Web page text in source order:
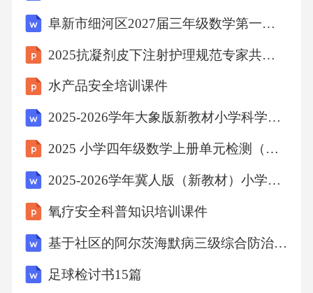
即可．【详解】解：（1）∵，∴，∴，，，
∴，，，∴，，，∴AC=10，OB=6，∴；（2）
当点在直线上位于轴左侧时，由题意得，，解
可得，当点在直线上位于轴右侧时，，当
时，，，解得，，结合图形可知，当时，，∴的
取值范围为；（3）①由得，，化简得，；②易
得，连接，由得，，化简得，，联立方程组，
平方根的非负性，三角形面积，解二元一次方
程组，坐标与图形，截图的关键在于能够熟练
阜新市细河区2027届三年级数学第一学期期末复习检测试题含解析
2025抗凝剂皮下注射护理规范专家共识课件
水产品安全培训课件
2025-2026学年大象版新教材小学科学三年级下册《食物中的营养》教学设计
2025 小学四年级数学上册单元检测（七）讲解课件
2025-2026学年冀人版（新教材）小学科学三年级下册《动物的生长变化》教学设计
氧疗安全科普知识培训课件
基于社区的阿尔茨海默病三级综合防治专家共识2026
足球检讨书15篇